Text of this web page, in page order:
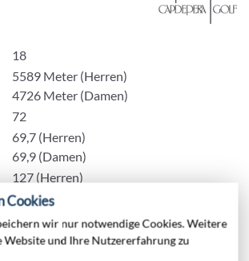
18
5589 Meter (Herren)
4726 Meter (Damen)
72
69,7 (Herren)
69,9 (Damen)
127 (Herren)
120 (Damen)
36
50 Minuten Fahrzeit
Cookies
wir nur notwendige Cookies. Weitere
Website und Ihre Nutzererfahrung zu